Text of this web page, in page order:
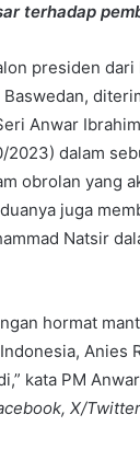
terhadap
presiden
Anwar
2023) dalam
obrolan yang
juga
Natsir
hormat
Anies
kata PM
X/Twitter